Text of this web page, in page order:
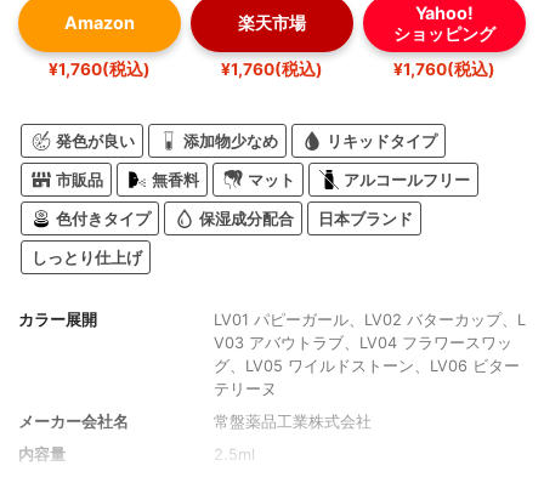
Amazon
¥1,760(税込)
楽天市場
¥1,760(税込)
Yahoo!
ショッピング
¥1,760(税込)
発色が良い 添加物少なめ リキッドタイプ
市販品 無香料 マット アルコールフリー
色付きタイプ 保湿成分配合 日本ブランド
しっとり仕上げ
カラー展開
LV01 パピーガール、LV02 バターカップ、L
V03 アバウトラブ、LV04 フラワースワッ
グ、LV05 ワイルドストーン、LV06 ビター
テリーヌ
メーカー会社名
常盤薬品工業株式会社
内容量
2.5ml